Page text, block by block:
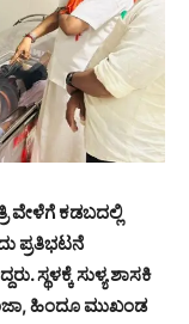
ವೇಳೆಗೆ ಕಡಬದಲ್ಲಿ
ಪ್ರತಿಭಟನೆ
ಸ್ಥಳಕ್ಕೆ ಸುಳ್ಯ ಶಾಸಕಿ
ಹಿಂದೂ ಮುಖಂಡ